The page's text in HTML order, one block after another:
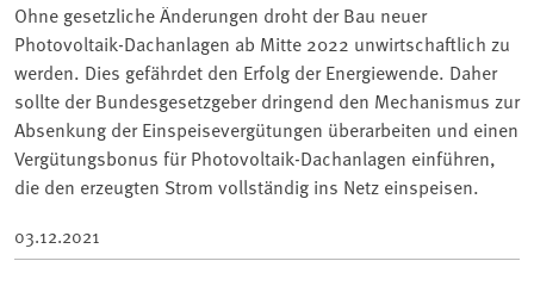
Ohne gesetzliche Änderungen droht der Bau neuer
Photovoltaik-Dachanlagen ab Mitte 2022 unwirtschaftlich zu
werden. Dies gefährdet den Erfolg der Energiewende. Daher
sollte der Bundesgesetzgeber dringend den Mechanismus zur
Absenkung der Einspeisevergütungen überarbeiten und einen
Vergütungsbonus für Photovoltaik-Dachanlagen einführen,
die den erzeugten Strom vollständig ins Netz einspeisen.
03.12.2021